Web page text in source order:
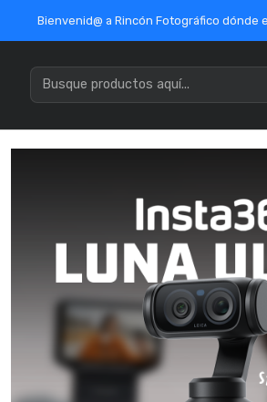
Bienvenid@ a Rincón Fotográfico dónde
Almacenamiento Marcas Ofertas / Outlet